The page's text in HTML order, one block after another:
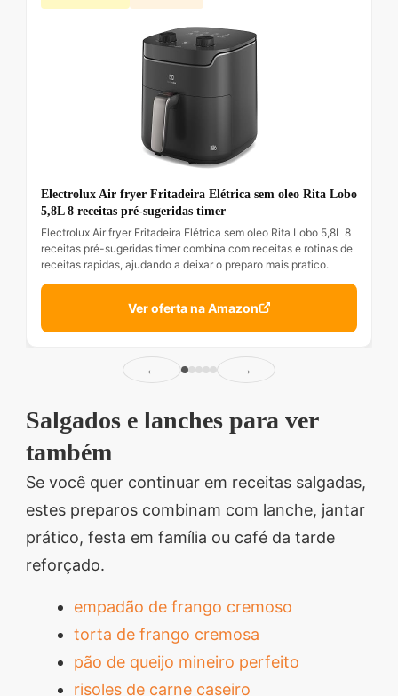
Electrolux Air fryer Fritadeira Elétrica sem oleo Rita Lobo
5,8L 8 receitas pré-sugeridas timer
Electrolux Air fryer Fritadeira Elétrica sem oleo Rita Lobo 5,8L 8
receitas pré-sugeridas timer combina com receitas e rotinas de
receitas rapidas, ajudando a deixar o preparo mais pratico.
Ver oferta na Amazon
← →
Salgados e lanches para ver
também
Se você quer continuar em receitas salgadas,
estes preparos combinam com lanche, jantar
prático, festa em família ou café da tarde
reforçado.
empadão de frango cremoso
torta de frango cremosa
pão de queijo mineiro perfeito
risoles de carne caseiro